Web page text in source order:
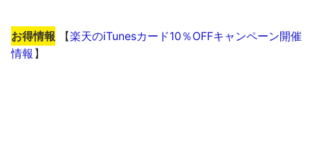
お得情報 【楽天のiTunesカード10％OFFキャンペーン開催
情報 】